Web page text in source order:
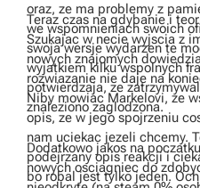
oraz, ze ma problemy z
we wspomnieniach swoich
swoja wersje wydarzen te
wyjatkiem kilku wspolnych
potwierdzaja, ze
znaleziono zaglodzona.
Teraz czas na gdybanie i
Szukajac w necie wyjscia z
nowych znajomych
rozwiazanie nie daje na
Niby mowiac Markelovi, ze
opis, ze w jego spojrzeniu
nam uciekac jezeli chcemy.
podejrzany opis reakcji i
bo robal jest tylko jeden.
Dodatkowo jakos na
nowych osciagniec do